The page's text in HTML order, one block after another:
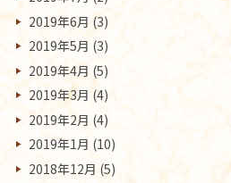
2019年6月 (3)
2019年5月 (3)
2019年4月 (5)
2019年3月 (4)
2019年2月 (4)
2019年1月 (10)
2018年12月 (5)